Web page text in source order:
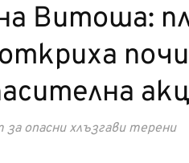
Витоша:
опасни хлъзгави терени